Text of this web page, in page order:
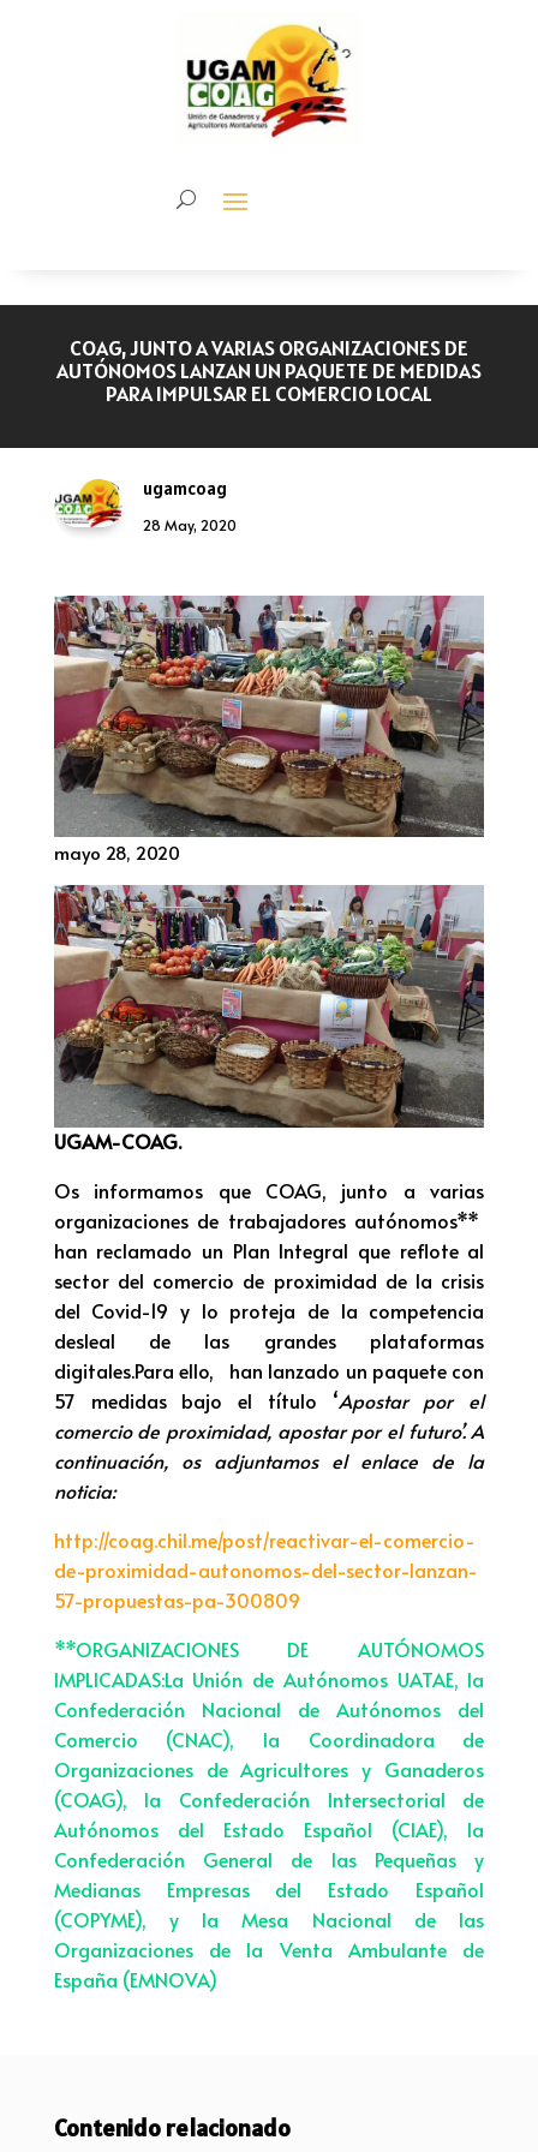
COAG, JUNTO A VARIAS ORGANIZACIONES DE
AUTÓNOMOS LANZAN UN PAQUETE DE MEDIDAS
PARA IMPULSAR EL COMERCIO LOCAL
ugamcoag
28 May, 2020
mayo 28, 2020
UGAM-COAG.
Os informamos que COAG, junto a varias
organizaciones de trabajadores autónomos**
han reclamado un Plan Integral que reflote al
sector del comercio de proximidad de la crisis
del Covid-19 y lo proteja de la competencia
desleal de las grandes plataformas
digitales.Para ello, han lanzado un paquete con
57 medidas bajo el título ‘Apostar por el
comercio de proximidad, apostar por el futuro’. A
continuación, os adjuntamos el enlace de la
noticia:
http://coag.chil.me/post/reactivar-el-comercio-
de-proximidad-autonomos-del-sector-lanzan-
57-propuestas-pa-300809
**ORGANIZACIONES DE AUTÓNOMOS
IMPLICADAS:La Unión de Autónomos UATAE, la
Confederación Nacional de Autónomos del
Comercio (CNAC), la Coordinadora de
Organizaciones de Agricultores y Ganaderos
(COAG), la Confederación Intersectorial de
Autónomos del Estado Español (CIAE), la
Confederación General de las Pequeñas y
Medianas Empresas del Estado Español
(COPYME), y la Mesa Nacional de las
Organizaciones de la Venta Ambulante de
España (EMNOVA)
Contenido relacionado